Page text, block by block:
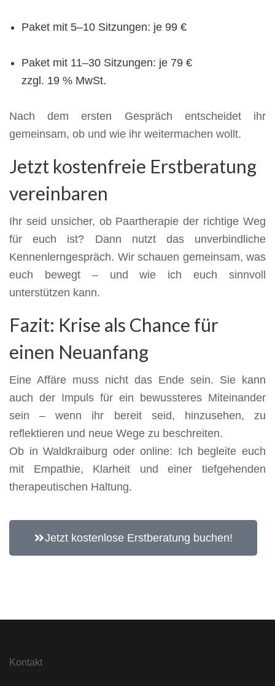
Paket mit 5–10 Sitzungen: je 99 €
Paket mit 11–30 Sitzungen: je 79 €
zzgl. 19 % MwSt.
Nach dem ersten Gespräch entscheidet ihr
gemeinsam, ob und wie ihr weitermachen wollt.
Jetzt kostenfreie Erstberatung
vereinbaren
Ihr seid unsicher, ob Paartherapie der richtige Weg
für euch ist? Dann nutzt das unverbindliche
Kennenlerngespräch. Wir schauen gemeinsam, was
euch bewegt – und wie ich euch sinnvoll
unterstützen kann.
Fazit: Krise als Chance für
einen Neuanfang
Eine Affäre muss nicht das Ende sein. Sie kann
auch der Impuls für ein bewussteres Miteinander
sein – wenn ihr bereit seid, hinzusehen, zu
reflektieren und neue Wege zu beschreiten.
Ob in Waldkraiburg oder online: Ich begleite euch
mit Empathie, Klarheit und einer tiefgehenden
therapeutischen Haltung.
Jetzt kostenlose Erstberatung buchen!
Kontakt